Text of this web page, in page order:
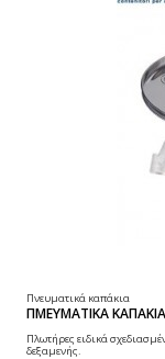
Πνευματικά καπάκια
ΠΜΕΥΜΑΤΙΚΑ
Πλωτήρες ειδικά
δεξαμενής.